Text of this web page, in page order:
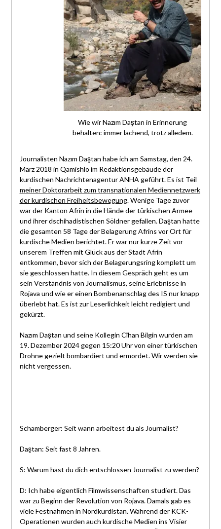
Wie wir Nazım Daştan in Erinnerung
behalten: immer lachend, trotz alledem.
Journalisten Nazım Daştan habe ich am Samstag, den 24.
März 2018 in Qamishlo im Redaktionsgebäude der
kurdischen Nachrichtenagentur ANHA geführt. Es ist Teil
meiner Doktorarbeit zum transnationalen Mediennetzwerk
der kurdischen Freiheitsbewegung. Wenige Tage zuvor
war der Kanton Afrin in die Hände der türkischen Armee
und ihrer dschihadistischen Söldner gefallen. Daştan hatte
die gesamten 58 Tage der Belagerung Afrins vor Ort für
kurdische Medien berichtet. Er war nur kurze Zeit vor
unserem Treffen mit Glück aus der Stadt Afrin
entkommen, bevor sich der Belagerungsring komplett um
sie geschlossen hatte. In diesem Gespräch geht es um
sein Verständnis von Journalismus, seine Erlebnisse in
Rojava und wie er einen Bombenanschlag des IS nur knapp
überlebt hat. Es ist zur Leserlichkeit leicht redigiert und
gekürzt.
Nazım Daştan und seine Kollegin Cîhan Bilgin wurden am
19. Dezember 2024 gegen 15:20 Uhr von einer türkischen
Drohne gezielt bombardiert und ermordet. Wir werden sie
nicht vergessen.
Schamberger: Seit wann arbeitest du als Journalist?
Daştan: Seit fast 8 Jahren.
S: Warum hast du dich entschlossen Journalist zu werden?
D: Ich habe eigentlich Filmwissenschaften studiert. Das
war zu Beginn der Revolution von Rojava. Damals gab es
viele Festnahmen in Nordkurdistan. Während der KCK-
Operationen wurden auch kurdische Medien ins Visier